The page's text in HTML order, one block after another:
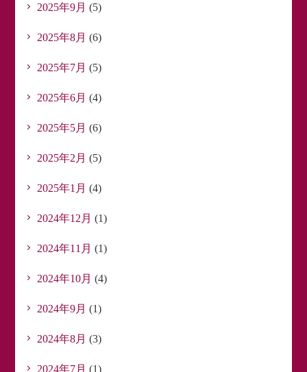
2025年9月 (5)
2025年8月 (6)
2025年7月 (5)
2025年6月 (4)
2025年5月 (6)
2025年2月 (5)
2025年1月 (4)
2024年12月 (1)
2024年11月 (1)
2024年10月 (4)
2024年9月 (1)
2024年8月 (3)
2024年7月 (1)